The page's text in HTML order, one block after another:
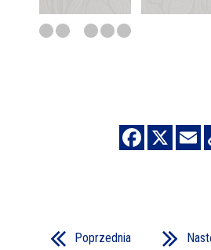
Poprzednia